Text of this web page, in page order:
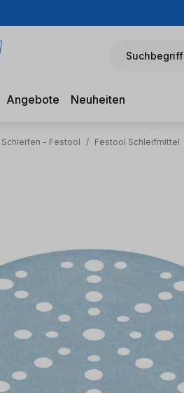
Suchbegriff
Angebote Neuheiten
Schleifen - Festool / Festool Schleifmittel